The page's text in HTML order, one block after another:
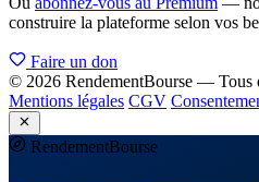
construire la plateforme selon vos
Faire un don
© 2026 RendementBourse — Tous
Mentions légales CGV
RendementBourse